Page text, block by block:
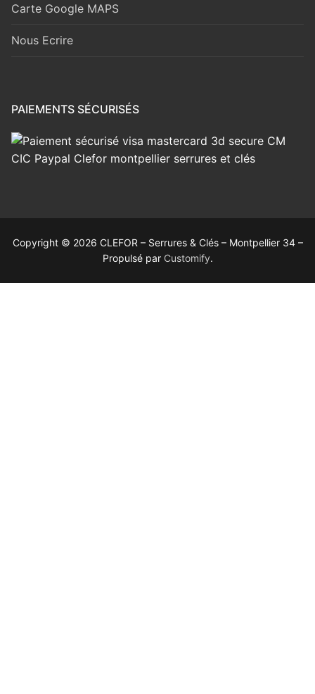
Carte Google MAPS
Nous Ecrire
PAIEMENTS SÉCURISÉS
Copyright © 2026 CLEFOR – Serrures & Clés – Montpellier 34 –
Propulsé par Customify.